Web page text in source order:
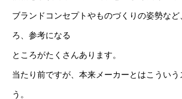
ブランドコンセプトやものづくりの姿勢など
ろ、参考になる
ところがたくさんあります。
当たり前ですが、本来メーカーとはこういう
う。